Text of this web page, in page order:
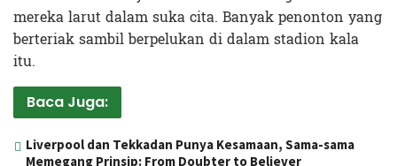
mereka larut dalam suka cita. Banyak penonton yang
berteriak sambil berpelukan di dalam stadion kala
itu.
Baca Juga:
Liverpool dan Tekkadan Punya Kesamaan, Sama-sama
Memegang Prinsip: From Doubter to Believer